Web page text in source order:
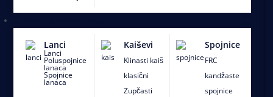
Lanci
Lanci
Poluspojnice
lanaca
Spojnice
lanaca
Kaiševi
Klinasti kaiš
klasični
Zupčasti
Spojnice
FRC
kandžaste
spojnice